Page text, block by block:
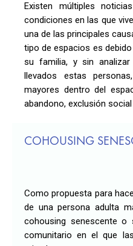
Existen múltiples
condiciones en las que
una de las principales
tipo de espacios es
su familia, y sin
llevados estas
mayores dentro del
abandono, exclusión
COHOUSING
Como propuesta para
de una persona adulta
cohousing senescente o
comunitario en el que